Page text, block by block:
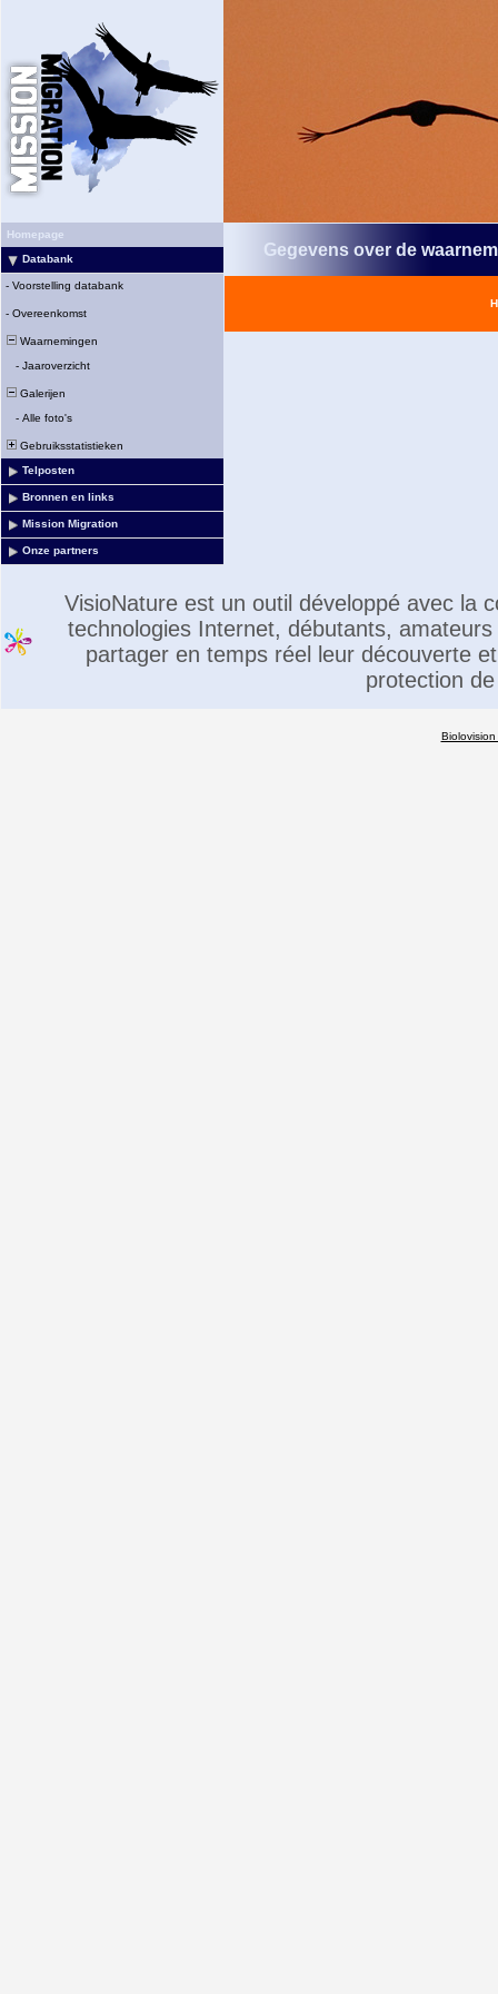
Homepage
Databank
- Voorstelling databank
- Overeenkomst
Waarnemingen
- Jaaroverzicht
Galerijen
- Alle foto's
Gebruiksstatistieken
Telposten
Bronnen en links
Mission Migration
Onze partners
Gegevens over de
VisioNature est un outil développé avec la
technologies Internet, débutants,
partager en temps réel leur découverte
protection
Biolovision